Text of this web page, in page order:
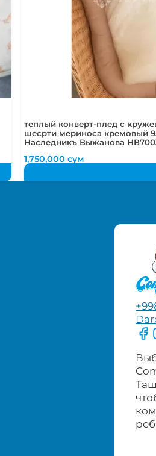
теплый конверт-плед с
шесрти мериноса кремовый
Наследникъ Выжанова
1,750,000сум